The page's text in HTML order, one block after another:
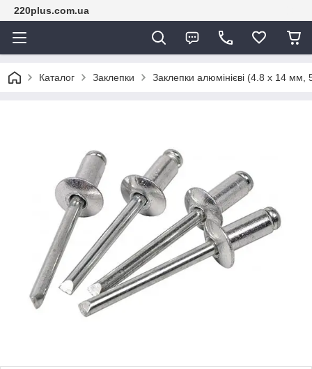
220plus.com.ua
Каталог Заклепки Заклепки алюмінієві (4.8 х 14